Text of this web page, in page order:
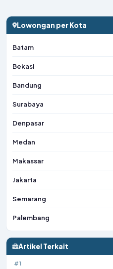
Lowongan per Kota
Batam
Bekasi
Bandung
Surabaya
Denpasar
Medan
Makassar
Jakarta
Semarang
Palembang
Artikel Terkait
#1